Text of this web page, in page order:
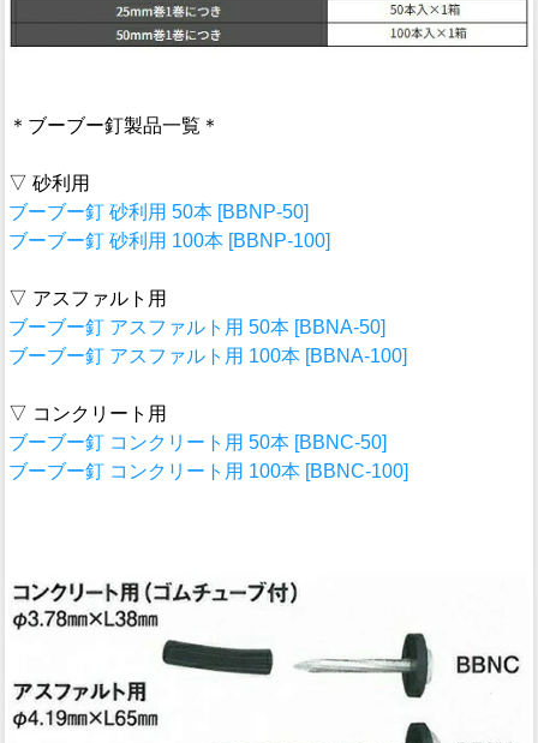
＊ブーブー釘製品一覧＊
▽ 砂利用
ブーブー釘 砂利用 50本 [BBNP-50]
ブーブー釘 砂利用 100本 [BBNP-100]
▽ アスファルト用
ブーブー釘 アスファルト用 50本 [BBNA-50]
ブーブー釘 アスファルト用 100本 [BBNA-100]
▽ コンクリート用
ブーブー釘 コンクリート用 50本 [BBNC-50]
ブーブー釘 コンクリート用 100本 [BBNC-100]